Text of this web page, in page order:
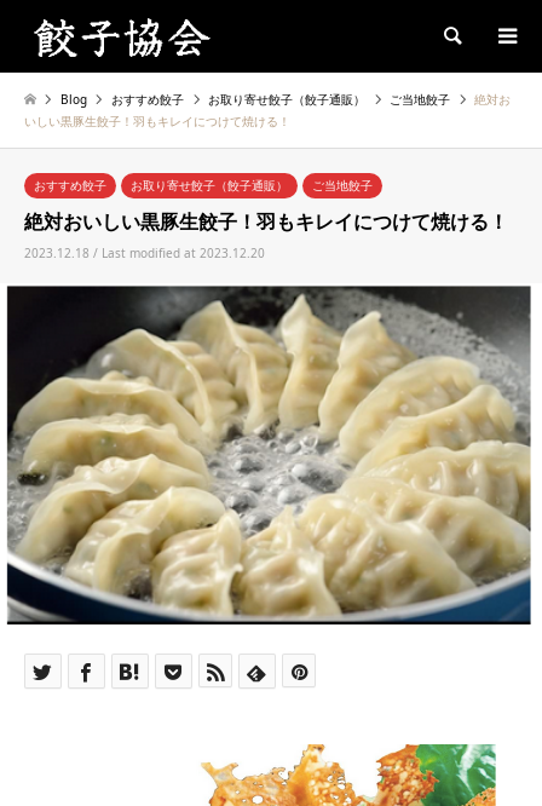
Search
Blog おすすめ餃子 お取り寄せ餃子（餃子通販） ご当地餃子
絶対お
いしい黒豚生餃子！羽もキレイにつけて焼ける！
おすすめ餃子 お取り寄せ餃子（餃子通販） ご当地餃子
絶対おいしい黒豚生餃子！羽もキレイにつけて焼ける！
2023.12.18 / Last modified at 2023.12.20